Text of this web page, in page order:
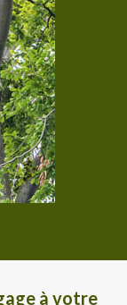
à votre